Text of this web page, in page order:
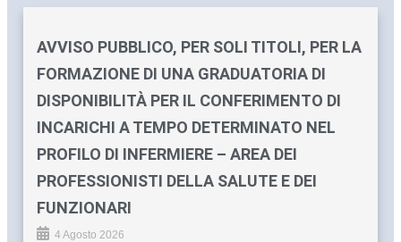
AVVISO PUBBLICO, PER SOLI TITOLI, PER LA
FORMAZIONE DI UNA GRADUATORIA DI
DISPONIBILITÀ PER IL CONFERIMENTO DI
INCARICHI A TEMPO DETERMINATO NEL
PROFILO DI INFERMIERE – AREA DEI
PROFESSIONISTI DELLA SALUTE E DEI
FUNZIONARI
4 Agosto 2026